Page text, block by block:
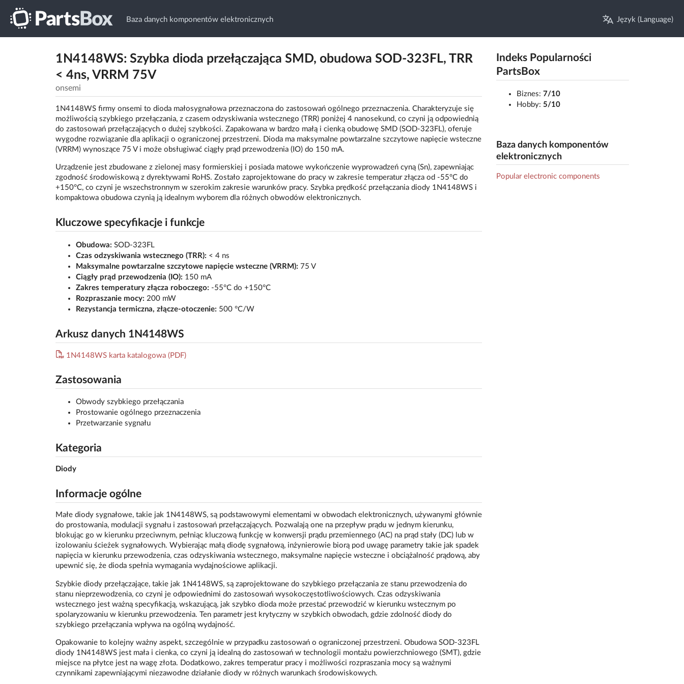
Baza danych komponentów elektronicznych Język (Language)
1N4148WS: Szybka dioda przełączająca SMD, obudowa SOD-323FL, TRR
< 4ns, VRRM 75V
onsemi
1N4148WS firmy onsemi to dioda małosygnałowa przeznaczona do zastosowań ogólnego przeznaczenia. Charakteryzuje się
możliwością szybkiego przełączania, z czasem odzyskiwania wstecznego (TRR) poniżej 4 nanosekund, co czyni ją odpowiednią
do zastosowań przełączających o dużej szybkości. Zapakowana w bardzo małą i cienką obudowę SMD (SOD-323FL), oferuje
wygodne rozwiązanie dla aplikacji o ograniczonej przestrzeni. Dioda ma maksymalne powtarzalne szczytowe napięcie wsteczne
(VRRM) wynoszące 75 V i może obsługiwać ciągły prąd przewodzenia (IO) do 150 mA.
Urządzenie jest zbudowane z zielonej masy formierskiej i posiada matowe wykończenie wyprowadzeń cyną (Sn), zapewniając
zgodność środowiskową z dyrektywami RoHS. Zostało zaprojektowane do pracy w zakresie temperatur złącza od -55°C do
+150°C, co czyni je wszechstronnym w szerokim zakresie warunków pracy. Szybka prędkość przełączania diody 1N4148WS i
kompaktowa obudowa czynią ją idealnym wyborem dla różnych obwodów elektronicznych.
Kluczowe specyfikacje i funkcje
Obudowa: SOD-323FL
Czas odzyskiwania wstecznego (TRR): < 4 ns
Maksymalne powtarzalne szczytowe napięcie wsteczne (VRRM): 75 V
Ciągły prąd przewodzenia (IO): 150 mA
Zakres temperatury złącza roboczego: -55°C do +150°C
Rozpraszanie mocy: 200 mW
Rezystancja termiczna, złącze-otoczenie: 500 °C/W
Arkusz danych 1N4148WS
1N4148WS karta katalogowa (PDF)
Zastosowania
Obwody szybkiego przełączania
Prostowanie ogólnego przeznaczenia
Przetwarzanie sygnału
Kategoria
Diody
Informacje ogólne
Małe diody sygnałowe, takie jak 1N4148WS, są podstawowymi elementami w obwodach elektronicznych, używanymi głównie
do prostowania, modulacji sygnału i zastosowań przełączających. Pozwalają one na przepływ prądu w jednym kierunku,
blokując go w kierunku przeciwnym, pełniąc kluczową funkcję w konwersji prądu przemiennego (AC) na prąd stały (DC) lub w
izolowaniu ścieżek sygnałowych. Wybierając małą diodę sygnałową, inżynierowie biorą pod uwagę parametry takie jak spadek
napięcia w kierunku przewodzenia, czas odzyskiwania wstecznego, maksymalne napięcie wsteczne i obciążalność prądową, aby
upewnić się, że dioda spełnia wymagania wydajnościowe aplikacji.
Szybkie diody przełączające, takie jak 1N4148WS, są zaprojektowane do szybkiego przełączania ze stanu przewodzenia do
stanu nieprzewodzenia, co czyni je odpowiednimi do zastosowań wysokoczęstotliwościowych. Czas odzyskiwania
wstecznego jest ważną specyfikacją, wskazującą, jak szybko dioda może przestać przewodzić w kierunku wstecznym po
spolaryzowaniu w kierunku przewodzenia. Ten parametr jest krytyczny w szybkich obwodach, gdzie zdolność diody do
szybkiego przełączania wpływa na ogólną wydajność.
Opakowanie to kolejny ważny aspekt, szczególnie w przypadku zastosowań o ograniczonej przestrzeni. Obudowa SOD-323FL
diody 1N4148WS jest mała i cienka, co czyni ją idealną do zastosowań w technologii montażu powierzchniowego (SMT), gdzie
miejsce na płytce jest na wagę złota. Dodatkowo, zakres temperatur pracy i możliwości rozpraszania mocy są ważnymi
czynnikami zapewniającymi niezawodne działanie diody w różnych warunkach środowiskowych.
Indeks Popularności
PartsBox
Biznes: 7/10
Hobby: 5/10
Baza danych komponentów
elektronicznych
Popular electronic components